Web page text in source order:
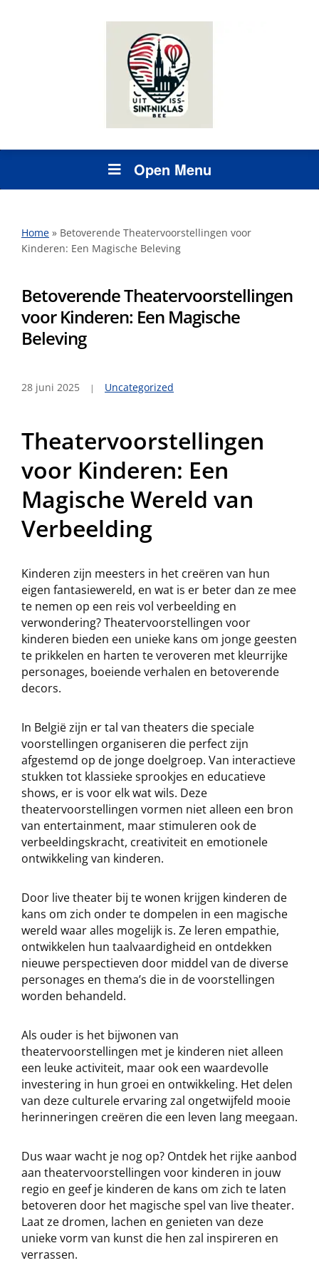
Open Menu
Home » Betoverende Theatervoorstellingen voor
Kinderen: Een Magische Beleving
Betoverende Theatervoorstellingen
voor Kinderen: Een Magische
Beleving
28 juni 2025 Uncategorized
Theatervoorstellingen
voor Kinderen: Een
Magische Wereld van
Verbeelding
Kinderen zijn meesters in het creëren van hun
eigen fantasiewereld, en wat is er beter dan ze mee
te nemen op een reis vol verbeelding en
verwondering? Theatervoorstellingen voor
kinderen bieden een unieke kans om jonge geesten
te prikkelen en harten te veroveren met kleurrijke
personages, boeiende verhalen en betoverende
decors.
In België zijn er tal van theaters die speciale
voorstellingen organiseren die perfect zijn
afgestemd op de jonge doelgroep. Van interactieve
stukken tot klassieke sprookjes en educatieve
shows, er is voor elk wat wils. Deze
theatervoorstellingen vormen niet alleen een bron
van entertainment, maar stimuleren ook de
verbeeldingskracht, creativiteit en emotionele
ontwikkeling van kinderen.
Door live theater bij te wonen krijgen kinderen de
kans om zich onder te dompelen in een magische
wereld waar alles mogelijk is. Ze leren empathie,
ontwikkelen hun taalvaardigheid en ontdekken
nieuwe perspectieven door middel van de diverse
personages en thema’s die in de voorstellingen
worden behandeld.
Als ouder is het bijwonen van
theatervoorstellingen met je kinderen niet alleen
een leuke activiteit, maar ook een waardevolle
investering in hun groei en ontwikkeling. Het delen
van deze culturele ervaring zal ongetwijfeld mooie
herinneringen creëren die een leven lang meegaan.
Dus waar wacht je nog op? Ontdek het rijke aanbod
aan theatervoorstellingen voor kinderen in jouw
regio en geef je kinderen de kans om zich te laten
betoveren door het magische spel van live theater.
Laat ze dromen, lachen en genieten van deze
unieke vorm van kunst die hen zal inspireren en
verrassen.